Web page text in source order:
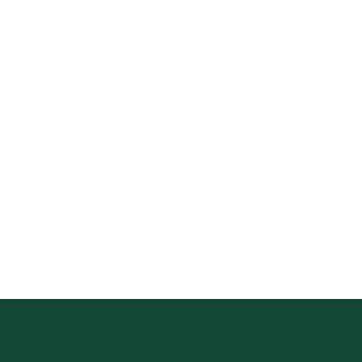
Plásticos Circulares Carbon